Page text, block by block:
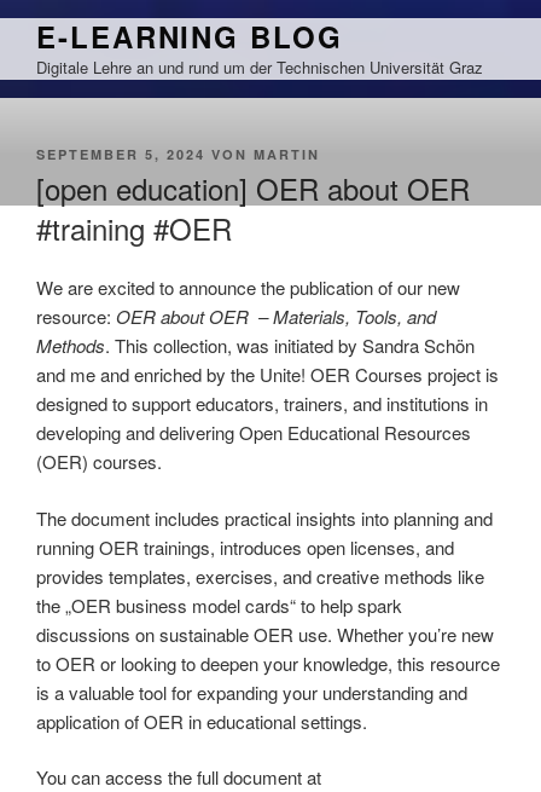
Zum
springen
E-LEARNING BLOG
Digitale Lehre an und rund um der Technischen Universität Graz
VERÖFFENTLICHT
SEPTEMBER 5, 2024 VON MARTIN
[open education] OER about OER
#training #OER
We are excited to announce the publication of our new
resource: OER about OER – Materials, Tools, and
Methods. This collection, was initiated by Sandra Schön
and me and enriched by the Unite! OER Courses project is
designed to support educators, trainers, and institutions in
developing and delivering Open Educational Resources
(OER) courses.
The document includes practical insights into planning and
running OER trainings, introduces open licenses, and
provides templates, exercises, and creative methods like
the „OER business model cards“ to help spark
discussions on sustainable OER use. Whether you’re new
to OER or looking to deepen your knowledge, this resource
is a valuable tool for expanding your understanding and
application of OER in educational settings.
You can access the full document at